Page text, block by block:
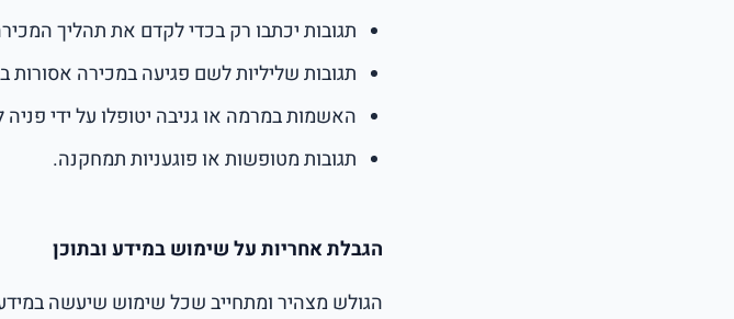
תגובות יכתבו רק בכדי לקדם את תהליך
תגובות שליליות לשם פגיעה במכירה אסורות
האשמות במרמה או גניבה יטופלו על ידי
תגובות מטופשות או פוגעניות תמחקנה.
הגבלת אחריות על שימוש במידע ובתוכן
הגולש מצהיר ומתחייב שכל שימוש שיעשה במידע